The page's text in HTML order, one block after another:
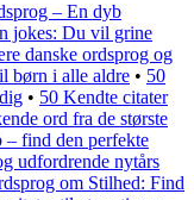
– En dyb
jokes: Du vil grine
danske ordsprog og
børn i alle aldre • 50
• 50 Kendte citater
ord fra de største
– find den perfekte
udfordrende nytårs
om Stilhed: Find